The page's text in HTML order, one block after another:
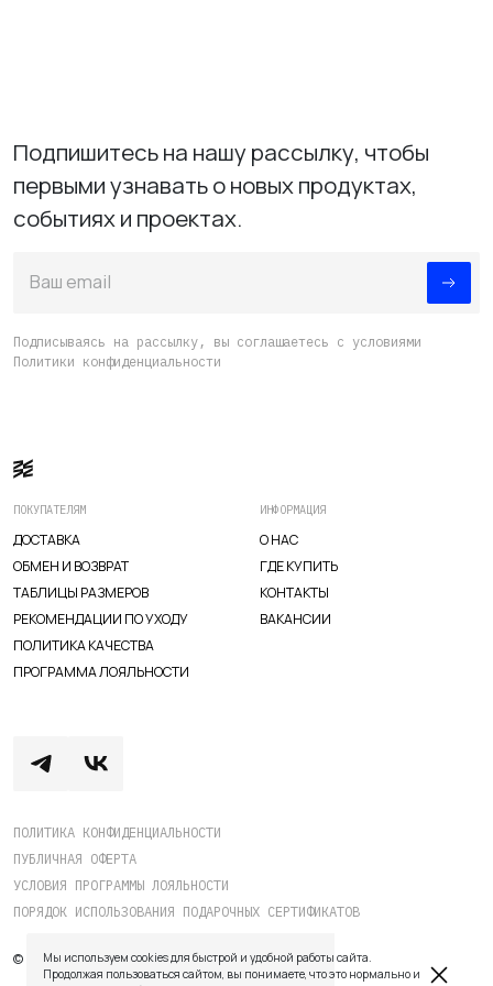
ИЗУЧИТЕ
Вакансии
TELEGRAM WHATSAPP
ДОСТАВКА ОБМЕН И ВОЗВРАТ ТАБЛИЦЫ РАЗМЕРОВ
РЕКОМЕНДАЦИИ ПО УХОДУ ПОЛИТИКА КАЧЕСТВА
ПРОГРАММА ЛОЯЛЬНОСТИ
товара.
ПОКУПАТЕЛЯМ
ДОСТАВКА
ОБМЕН И ВОЗВРАТ
ТАБЛИЦЫ РАЗМЕРОВ
РЕКОМЕНДАЦИИ ПО УХОДУ
ПОЛИТИКА КАЧЕСТВА
ПРОГРАММА ЛОЯЛЬНОСТИ
ИНФОРМАЦИЯ
О НАС
ГДЕ КУПИТЬ
КОНТАКТЫ
ВАКАНСИИ
Подпишитесь на нашу рассылку, чтобы
первыми узнавать о новых продуктах,
событиях и проектах.
Ваш email
Подписываясь на рассылку, вы соглашаетесь с условиями
Политики конфиденциальности
© 2026 veter.cc.Все права защищены.
ПОЛИТИКА КОНФИДЕНЦИАЛЬНОСТИ
ПУБЛИЧНАЯ ОФЕРТА
УСЛОВИЯ ПРОГРАММЫ ЛОЯЛЬНОСТИ
ПОРЯДОК ИСПОЛЬЗОВАНИЯ ПОДАРОЧНЫХ СЕРТИФИКАТОВ
Мы используем cookies для быстрой и удобной работы сайта.
Продолжая пользоваться сайтом, вы понимаете, что это нормально и